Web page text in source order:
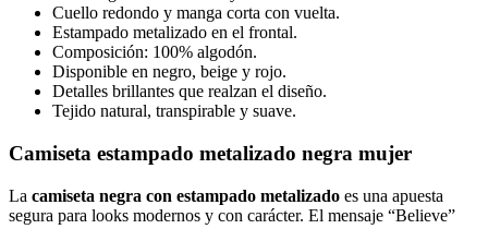
Cuello redondo y manga corta con vuelta.
Estampado metalizado en el frontal.
Composición: 100% algodón.
Disponible en negro, beige y rojo.
Detalles brillantes que realzan el diseño.
Tejido natural, transpirable y suave.
Camiseta estampado metalizado negra mujer
La camiseta negra con estampado metalizado es una apuesta
segura para looks modernos y con carácter. El mensaje “Believe”